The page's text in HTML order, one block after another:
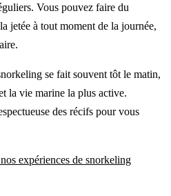
Vous pouvez faire du
jetée à tout moment de la journée,
se fait souvent tôt le matin,
la vie marine la plus active.
des récifs pour vous
expériences de snorkeling